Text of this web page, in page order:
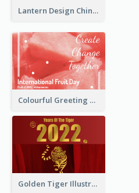
Lantern Design Chinese New Year Greeting Card
Colourful Greeting Card For International Fruit Day 2021
Golden Tiger Illustration Chinese New Year Greeting Card